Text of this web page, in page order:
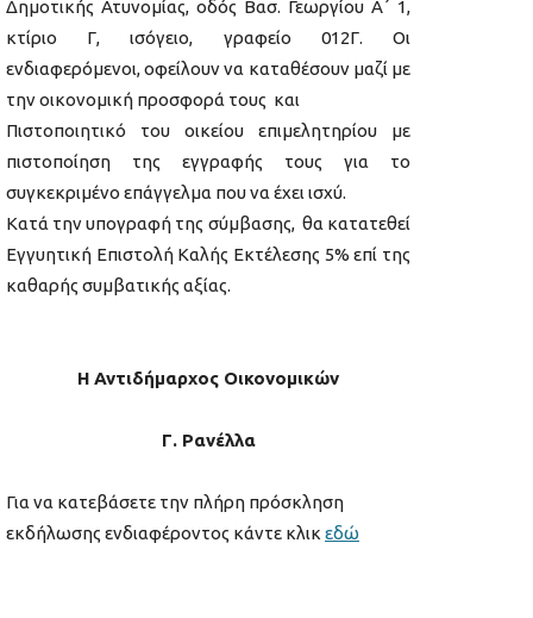
Δημοτικής Ατυνομίας, οδός Βασ. Γεωργίου Α΄ 1,
κτίριο Γ, ισόγειο, γραφείο 012Γ. Οι
ενδιαφερόμενοι, οφείλουν να καταθέσουν μαζί με
την οικονομική προσφορά τους και
Πιστοποιητικό του οικείου επιμελητηρίου με
πιστοποίηση της εγγραφής τους για το
συγκεκριμένο επάγγελμα που να έχει ισχύ.
Κατά την υπογραφή της σύμβασης, θα κατατεθεί
Εγγυητική Επιστολή Καλής Εκτέλεσης 5% επί της
καθαρής συμβατικής αξίας.
Η Αντιδήμαρχος Οικονομικών
Γ. Ρανέλλα
Για να κατεβάσετε την πλήρη πρόσκληση
εκδήλωσης ενδιαφέροντος κάντε κλικ εδώ